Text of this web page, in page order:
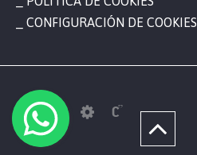
CONFIGURACIÓN DE COOKIES